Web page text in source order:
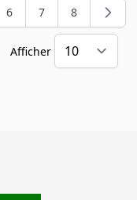
Page
6 Page
7 Page
8
Afficher